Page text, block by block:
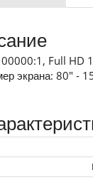
Full HD
экрана: 80" -